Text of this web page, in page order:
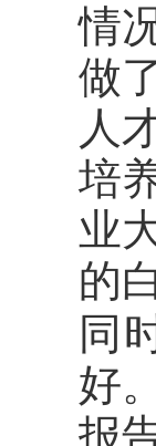
情
做
人
培
业
的
同
好
报